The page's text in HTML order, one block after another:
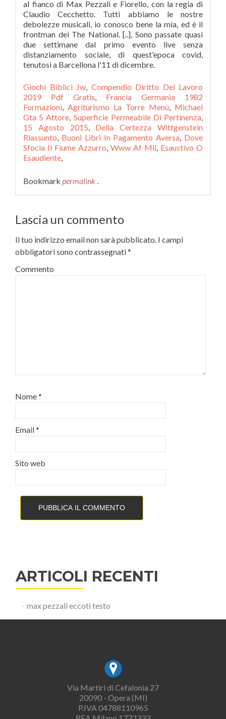
Giochi Biblici Jw, Compendio Diritto Del Lavoro
2019 Pdf Gratis, Francia Germania 1982
Formazioni, Agriturismo La Torre Menù, Michael
Gta 5 Attore, Superficie Permeabile Di Pertinenza,
15 Agosto 2015, Della Certezza Wittgenstein
Riassunto, Buoni Libri In Pagamento Aversa, Dove
Sfocia Il Fiume Azzurro, Www Af Mil, Esaustivo O
Esaudiente,
Bookmark permalink .
Lascia un commento
Il tuo indirizzo email non sarà pubblicato. I campi
obbligatori sono contrassegnati*
Commento
Nome*
Email*
Sito web
ARTICOLI RECENTI
max pezzali eccoti testo
Via Martiri di Cefalonia 27
20090 - Opera (MI)
P.IVA 04788110965